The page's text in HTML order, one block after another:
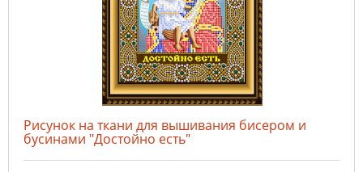
Рисунок на ткани для вышивания бисером и
бусинами "Достойно есть"